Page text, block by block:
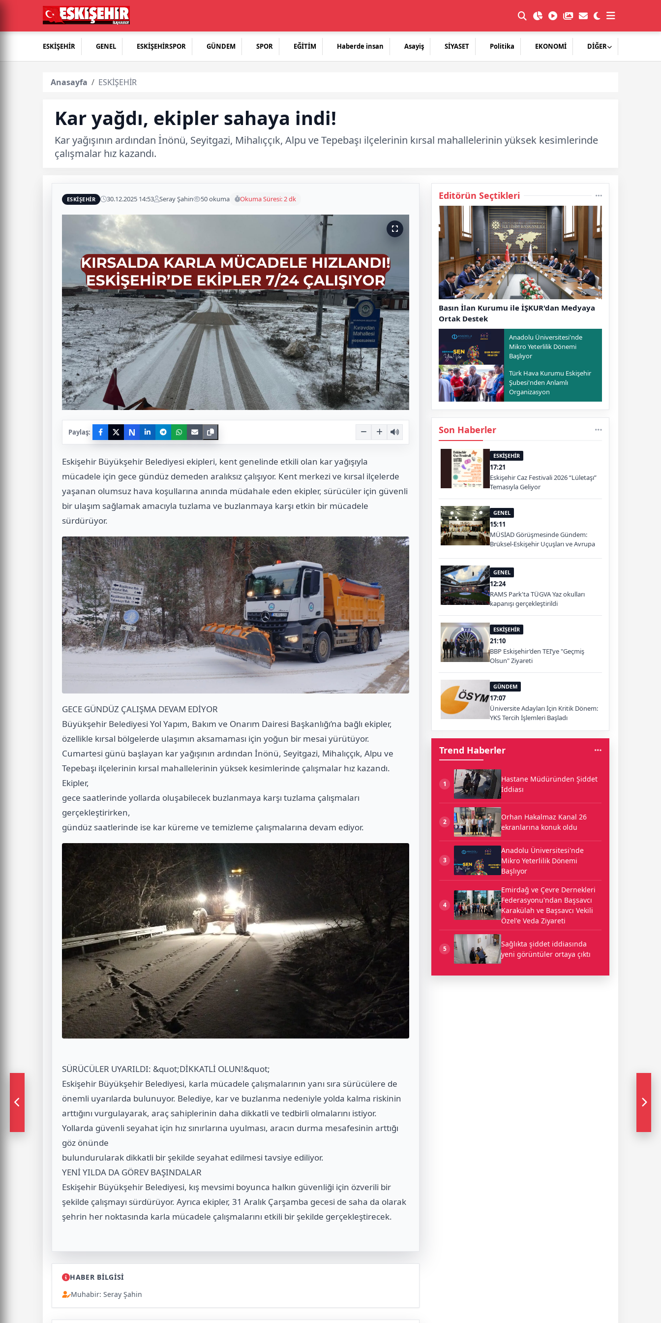
ESKİŞEHİR GENEL ESKİŞEHİRSPOR GÜNDEM SPOR EĞİTİM Haberde insan Asayiş SİYASET Politika EKONOMİ DİĞER
Anasayfa ESKİŞEHİR
Kar yağdı, ekipler sahaya indi!
Kar yağışının ardından İnönü, Seyitgazi, Mihalıççık, Alpu ve Tepebaşı ilçelerinin kırsal mahallelerinin yüksek kesimlerinde
çalışmalar hız kazandı.
ESKİŞEHİR 30.12.2025 14:53 Seray Şahin 50 okuma Okuma Süresi: 2 dk
Paylaş: N
Eskişehir Büyükşehir Belediyesi ekipleri, kent genelinde etkili olan kar yağışıyla
mücadele için gece gündüz demeden aralıksız çalışıyor. Kent merkezi ve kırsal ilçelerde
yaşanan olumsuz hava koşullarına anında müdahale eden ekipler, sürücüler için güvenli
bir ulaşım sağlamak amacıyla tuzlama ve buzlanmaya karşı etkin bir mücadele
sürdürüyor.
GECE GÜNDÜZ ÇALIŞMA DEVAM EDİYOR
Büyükşehir Belediyesi Yol Yapım, Bakım ve Onarım Dairesi Başkanlığı’na bağlı ekipler,
özellikle kırsal bölgelerde ulaşımın aksamaması için yoğun bir mesai yürütüyor.
Cumartesi günü başlayan kar yağışının ardından İnönü, Seyitgazi, Mihalıççık, Alpu ve
Tepebaşı ilçelerinin kırsal mahallelerinin yüksek kesimlerinde çalışmalar hız kazandı.
Ekipler,
gece saatlerinde yollarda oluşabilecek buzlanmaya karşı tuzlama çalışmaları
gerçekleştirirken,
gündüz saatlerinde ise kar küreme ve temizleme çalışmalarına devam ediyor.
SÜRÜCÜLER UYARILDI: &quot;DİKKATLİ OLUN!&quot;
Eskişehir Büyükşehir Belediyesi, karla mücadele çalışmalarının yanı sıra sürücülere de
önemli uyarılarda bulunuyor. Belediye, kar ve buzlanma nedeniyle yolda kalma riskinin
arttığını vurgulayarak, araç sahiplerinin daha dikkatli ve tedbirli olmalarını istiyor.
Yollarda güvenli seyahat için hız sınırlarına uyulması, aracın durma mesafesinin arttığı
göz önünde
bulundurularak dikkatli bir şekilde seyahat edilmesi tavsiye ediliyor.
YENİ YILDA DA GÖREV BAŞINDALAR
Eskişehir Büyükşehir Belediyesi, kış mevsimi boyunca halkın güvenliği için özverili bir
şekilde çalışmayı sürdürüyor. Ayrıca ekipler, 31 Aralık Çarşamba gecesi de saha da olarak
şehrin her noktasında karla mücadele çalışmalarını etkili bir şekilde gerçekleştirecek.
HABER BİLGİSİ
Muhabir: Seray Şahin
Editörün Seçtikleri
Basın İlan Kurumu ile İŞKUR'dan Medyaya
Ortak Destek
Anadolu Üniversitesi'nde
Mikro Yeterlilik Dönemi
Başlıyor
Türk Hava Kurumu Eskişehir
Şubesi'nden Anlamlı
Organizasyon
Son Haberler
ESKİŞEHİR
17:21
Eskişehir Caz Festivali 2026 “Lületaşı”
Temasıyla Geliyor
GENEL
15:11
MÜSİAD Görüşmesinde Gündem:
Brüksel-Eskişehir Uçuşları ve Avrupa
GENEL
12:24
RAMS Park'ta TÜGVA Yaz okulları
kapanışı gerçekleştirildi
ESKİŞEHİR
21:10
BBP Eskişehir’den TEI’ye "Geçmiş
Olsun" Ziyareti
GÜNDEM
17:07
Üniversite Adayları İçin Kritik Dönem:
YKS Tercih İşlemleri Başladı
Trend Haberler
1
Hastane Müdüründen Şiddet
İddiası
2
Orhan Hakalmaz Kanal 26
ekranlarına konuk oldu
3
Anadolu Üniversitesi'nde
Mikro Yeterlilik Dönemi
Başlıyor
4
Emirdağ ve Çevre Dernekleri
Federasyonu'ndan Başsavcı
Karakülah ve Başsavcı Vekili
Özel'e Veda Ziyareti
5
Sağlıkta şiddet iddiasında
yeni görüntüler ortaya çıktı